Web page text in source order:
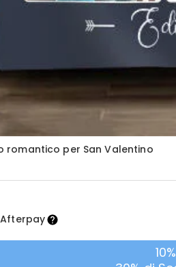
per San Valentino
Afterpay